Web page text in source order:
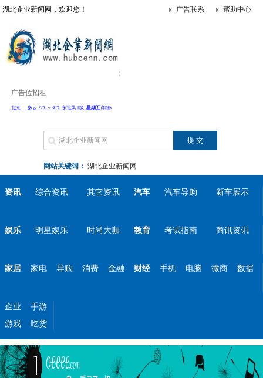
湖北企业新闻网，欢迎您！ 帮助中心
广告联系
广告位招租
网站关键词： 湖北企业新闻网
资讯 综合资讯 其它资讯 汽车 汽车导购 新车展示
娱乐 明星娱乐 时尚大咖 教育 考试指南 商讯资讯
家居 家电 导购 消费 金融 财经 手机 电脑 微商 数据
企业
手游
游戏
吃货